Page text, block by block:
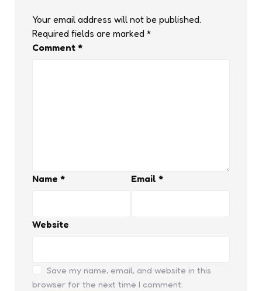
Your email address will not be published.
Required fields are marked *
Comment *
Name * Email *
Website
Save my name, email, and website in this
browser for the next time I comment.